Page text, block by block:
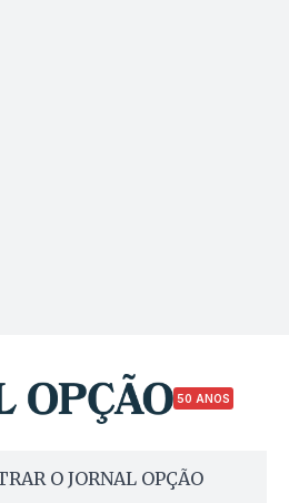
50 ANOS
O JORNAL OPÇÃO